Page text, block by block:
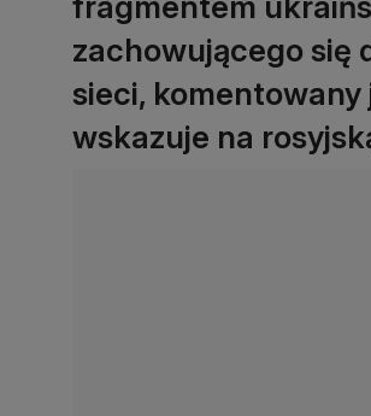
zachowującego się
sieci,
wskazuje na